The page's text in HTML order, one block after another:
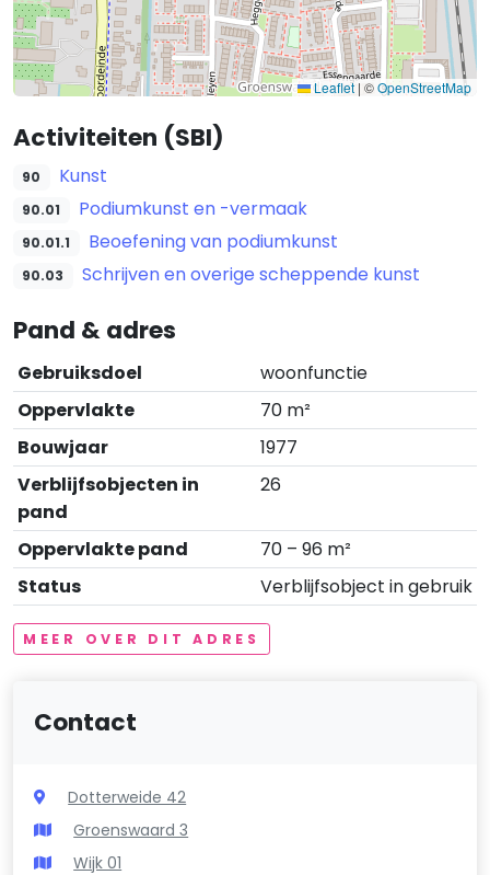
Leaflet | ©OpenStreetMap
Activiteiten (SBI)
90 Kunst
90.01 Podiumkunst en -vermaak
90.01.1 Beoefening van podiumkunst
90.03 Schrijven en overige scheppende kunst
Pand & adres
Gebruiksdoel
woonfunctie
Oppervlakte
70 m²
Bouwjaar
1977
Verblijfsobjecten in
pand
26
Oppervlakte pand
70 – 96 m²
Status
Verblijfsobject in gebruik
MEER OVER DIT ADRES
Contact
Dotterweide 42
Groenswaard 3
Wijk 01